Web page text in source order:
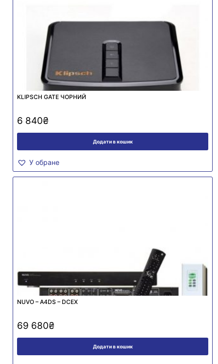
KLIPSCH GATE ЧОРНИЙ
6 840₴
Додати в кошик
У обране
NUVO – A4DS – DCEX
69 680₴
Додати в кошик